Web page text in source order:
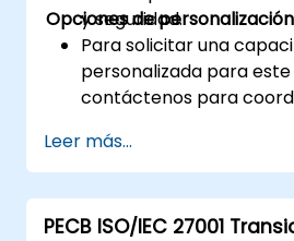
y seguridad.
Opciones de
Para solicitar una
personalizada para este
contáctenos para
Leer más...
PECB ISO/IEC 27001